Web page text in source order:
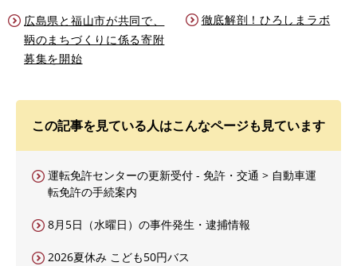
広島県と福山市が共同で、
鞆のまちづくりに係る寄附
募集を開始
徹底解剖！ひろしまラボ
この記事を見ている人はこんなページも見ています
運転免許センターの更新受付 - 免許・交通 > 自動車運
転免許の手続案内
8月5日（水曜日）の事件発生・逮捕情報
2026夏休み こども50円バス